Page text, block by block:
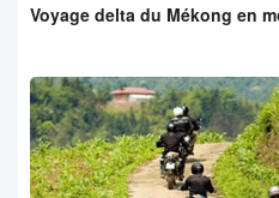
Voyage delta du Mékong en